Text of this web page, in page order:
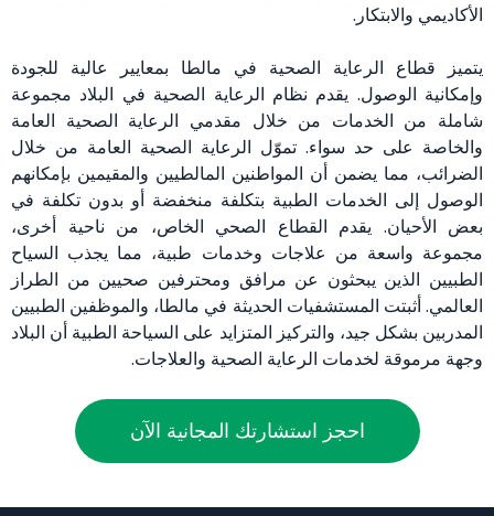
الأكاديمي والابتكار.
يتميز قطاع الرعاية الصحية في مالطا بمعايير عالية للجودة
وإمكانية الوصول. يقدم نظام الرعاية الصحية في البلاد مجموعة
شاملة من الخدمات من خلال مقدمي الرعاية الصحية العامة
والخاصة على حد سواء. تموّل الرعاية الصحية العامة من خلال
الضرائب، مما يضمن أن المواطنين المالطيين والمقيمين بإمكانهم
الوصول إلى الخدمات الطبية بتكلفة منخفضة أو بدون تكلفة في
بعض الأحيان. يقدم القطاع الصحي الخاص، من ناحية أخرى،
مجموعة واسعة من علاجات وخدمات طبية، مما يجذب السياح
الطبيين الذين يبحثون عن مرافق ومحترفين صحيين من الطراز
العالمي. أثبتت المستشفيات الحديثة في مالطا، والموظفين الطبيين
المدربين بشكل جيد، والتركيز المتزايد على السياحة الطبية أن البلاد
وجهة مرموقة لخدمات الرعاية الصحية والعلاجات.
احجز استشارتك المجانية الآن